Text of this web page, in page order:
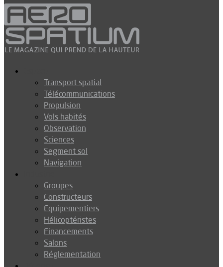
Transport spatial
Télécommunications
Propulsion
Vols habités
Observation
Sciences
Segment sol
Navigation
Groupes
Constructeurs
Equipementiers
Hélicoptéristes
Financements
Salons
Réglementation